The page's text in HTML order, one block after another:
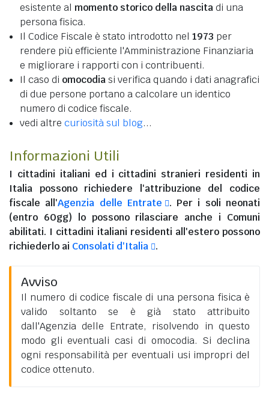
esistente al momento storico della nascitadi una
persona fisica.
Il Codice Fiscale è stato introdotto nel 1973 per
rendere più efficiente l'Amministrazione Finanziaria
e migliorare i rapporti con i contribuenti.
Il caso di omocodiasi verifica quando i dati anagrafici
di due persone portano a calcolare un identico
numero di codice fiscale.
vedi altre curiosità sul blog...
Informazioni Utili
I cittadini italiani ed i cittadini stranieri residenti in
Italia possono richiedere l'attribuzione del codice
fiscale all'Agenzia delle Entrate
. Per i soli neonati
(entro 60gg) lo possono rilasciare anche i Comuni
abilitati. I cittadini italiani residenti all'esteropossono
richiederlo ai Consolati d'Italia .
Avviso
Il numero di codice fiscale di una persona fisica è
valido soltanto se è già stato attribuito
dall'Agenzia delle Entrate, risolvendo in questo
modo gli eventuali casi di omocodia. Si declina
ogni responsabilità per eventuali usi impropri del
codice ottenuto.